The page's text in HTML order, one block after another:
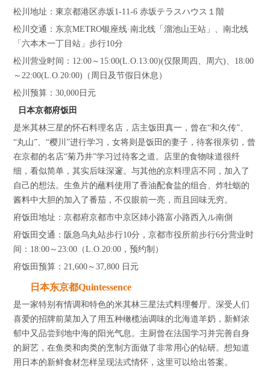
松川地址：東京都港区赤坂1-11-6 赤坂テラスハウス１階
松川交通：东京METRO银座线·南北线「溜池山王站」、南北线
「六本木一丁目站」步行10分
松川营业时间：12:00～15:00(L.O.13:00)(仅限周四、周六)、18:00
～22:00(L.O.20:00)（周日及节假日休息）
松川预算：30,000日元
日本京都府饭田
是米其林三星的怀石料理名店，店主饭田真一，曾在“和久传”、
“丸山”、“樱川”进行学习，女将则是饭田的妻子，待客很亲切，曾
在京都的名店“菊乃井”学习过待客之道。店里的食物味道很纤
细，看似简单，其实后味深邃。与其他的京料理店不同，加入了
自己的想法。生鱼片的蘸料使用了香油配食盐的组合、炸牡蛎的
酱料中大胆的加入了番茄，不仅眼前一亮，而且回味无穷。
府饭田地址：京都府京都市中京区姉小路富小路西入ル南側
府饭田交通：阪急乌丸站步行10分，京都市役所前步行6分营业时
间：18:00～23:00（L.O.20:00，预约制）
府饭田预算：21,600～37,800 日元
日本东京都Quintessence
是一家特别有情调和特色的米其林三星法式料理餐厅。深受人们
喜爱的招牌前菜加入了用五种橄榄油调味的北海道羊奶，新鲜浓
郁中又品尝到地中海的阳光气息。主厨曾在法国学习并完善自身
的厨艺，在鱼类和肉类的烹制方面做了非常用心的钻研。想知道
用日本的新鲜食材怎样呈现法式情怀，这里可以给出答案。